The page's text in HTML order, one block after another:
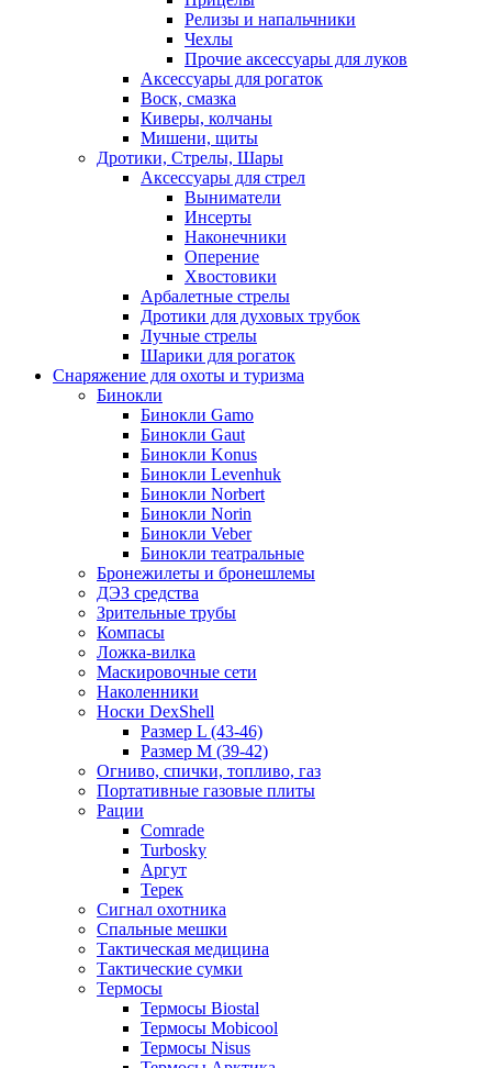
Релизы и напальчники
Чехлы
Прочие аксессуары для луков
Аксессуары для рогаток
Воск, смазка
Киверы, колчаны
Мишени, щиты
Дротики, Стрелы, Шары
Аксессуары для стрел
Выниматели
Инсерты
Наконечники
Оперение
Хвостовики
Арбалетные стрелы
Дротики для духовых трубок
Лучные стрелы
Шарики для рогаток
Снаряжение для охоты и туризма
Бинокли
Бинокли Gamo
Бинокли Gaut
Бинокли Konus
Бинокли Levenhuk
Бинокли Norbert
Бинокли Norin
Бинокли Veber
Бинокли театральные
Бронежилеты и бронешлемы
ДЭЗ средства
Зрительные трубы
Компасы
Ложка-вилка
Маскировочные сети
Наколенники
Носки DexShell
Размер L (43-46)
Размер M (39-42)
Огниво, спички, топливо, газ
Портативные газовые плиты
Рации
Comrade
Turbosky
Аргут
Терек
Сигнал охотника
Спальные мешки
Тактическая медицина
Тактические сумки
Термосы
Термосы Biostal
Термосы Mobicool
Термосы Nisus